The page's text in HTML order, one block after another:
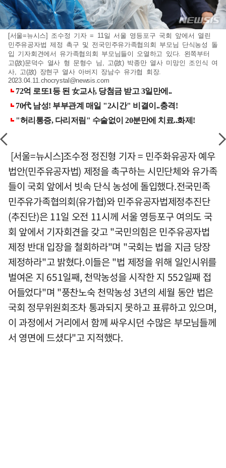
[서울=뉴시스] 조수정 기자 = 11일 서울 영등포구 국회 앞에서 열린
민주유공자법 제정 촉구 및 전국민주유가족협의회 부모님 단식농성 돌
입 기자회견에서 유가족협의회 부모님들이 오열하고 있다. 왼쪽부터
고(故)문덕수 열사 형 문형수 님, 고(故) 박종만 열사 미망인 조인식 여
사, 고(故) 장현구 열사 아버지 장남수 유가협 회장.
2023.04.11.chocrystal@newsis.com
[서울=뉴시스]조수정 정진형 기자 = 민주화유공자 예우
법안(민주유공자법) 제정을 촉구하는 시민단체와 유가족
들이 국회 앞에서 빗속 단식 농성에 돌입했다.전국민족
민주유가족협의회(유가협)와 민주유공자법제정추진단
(추진단)은 11일 오전 11시께 서울 영등포구 여의도 국
회 앞에서 기자회견을 갖고 "국민의힘은 민주유공자법
제정 반대 입장을 철회하라"며 "국회는 법을 지금 당장
제정하라"고 밝혔다.이들은 "법 제정을 위해 일인시위를
벌여온 지 651일째, 천막농성을 시작한 지 552일째 접
어들었다"며 "풍찬노숙 천막농성 3년의 세월 동안 법은
국회 정무위원회조차 통과되지 못하고 표류하고 있으며,
이 과정에서 거리에서 함께 싸우시던 수많은 부모님들께
서 영면에 드셨다"고 지적했다.